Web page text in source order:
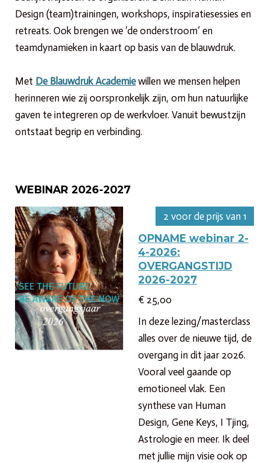
Design (team)trainingen, workshops, inspiratiesessies en
retreats. Ook brengen we ‘de onderstroom’ en
teamdynamieken in kaart op basis van de blauwdruk.
Met De Blauwdruk Academie willen we mensen helpen
herinneren wie zij oorspronkelijk zijn, om hun natuurlijke
gaven te integreren op de werkvloer. Vanuit bewustzijn
ontstaat begrip en verbinding.
WEBINAR 2026-2027
2 voor de prijs van 1
OPNAME webinar 2-
4-2026:
OVERGANGSTIJD
2026-2027
€ 25,00
In deze lezing/masterclass
alles over de nieuwe tijd, de
overgang in dit jaar 2026.
Vooral veel gaande op
emotioneel vlak. Een
synthese van Human
Design, Gene Keys, I Tjing,
Astrologie en meer. Ik deel
met jullie mijn visie ook op